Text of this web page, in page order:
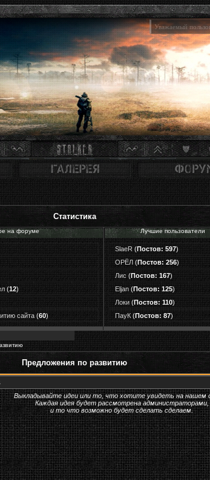
Уважаемый
Статистика
на форуме
(12)
сайта (60)
Лучшие пользователи
SlaeR (Постов: 597)
ОРЁЛ (Постов: 256)
Лис (Постов: 167)
Eljan (Постов: 125)
Локи (Постов: 110)
ПауК (Постов: 87)
Предложения по развитию
Выкладывайте идеи или то, что хотите увидеть на нашем
Каждая идея будет рассмотрена администраторами,
и то что возможно будет сделать сделаем.